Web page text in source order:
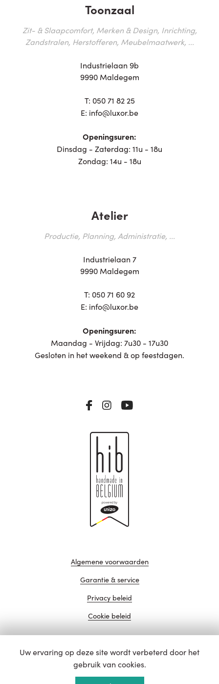
Toonzaal
Zit- & Slaapcomfort, Merken & Design, Inrichting,
Zandstralen, Herstofferen, Meubelmaatwerk, ...
Industrielaan 9b
9990 Maldegem
T: 050 71 82 25
E: info@luxor.be
Openingsuren:
Dinsdag - Zaterdag: 11u - 18u
Zondag: 14u - 18u
Atelier
Productie, Planning, Administratie, ...
Industrielaan 7
9990 Maldegem
T: 050 71 60 92
E: info@luxor.be
Openingsuren:
Maandag - Vrijdag: 7u30 - 17u30
Gesloten in het weekend & op feestdagen.
Algemene voorwaarden
Garantie & service
Privacy beleid
Cookie beleid
website door
Uw ervaring op deze site wordt verbeterd door het
gebruik van cookies.